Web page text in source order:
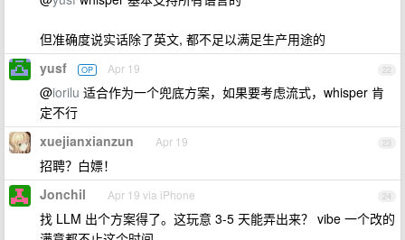
但准确度说实话除了英文, 都不足以满足生产用途的
22
yusf OP Apr 19
@iorilu 适合作为一个兜底方案，如果要考虑流式，whisper 肯
定不行
23
xuejianxianzun Apr 19
招聘？白嫖！
24
Jonchil Apr 19 via iPhone
找 LLM 出个方案得了。这玩意 3-5 天能弄出来？ vibe 一个改的